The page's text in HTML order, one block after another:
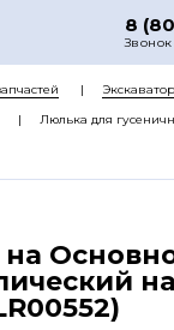
8
О НАС
КАТАЛОГ
РЕМОНТ
ЦЕНЫ
КОНТАКТЫ
Люлька для